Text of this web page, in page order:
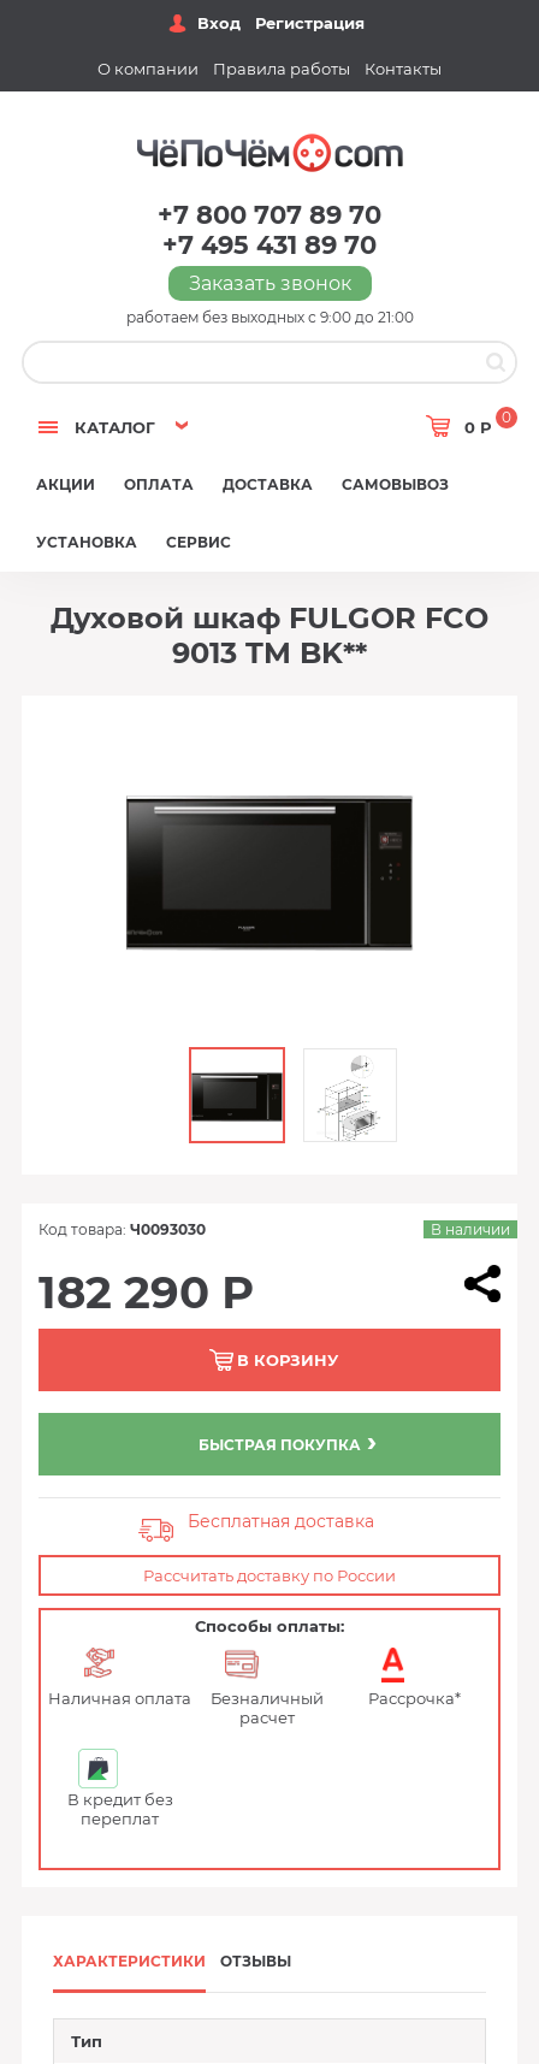
Вход Регистрация
О компании Правила работы Контакты
+7 800 707 89 70
+7 495 431 89 70
Заказать звонок
работаем без выходных с 9:00 до 21:00
КАТАЛОГ 0 Р
0
АКЦИИ ОПЛАТА ДОСТАВКА САМОВЫВОЗ
УСТАНОВКА СЕРВИС
Духовой шкаф FULGOR FCO
9013 TM BK**
Код товара: Ч0093030 В наличии
182 290 Р
В КОРЗИНУ
БЫСТРАЯ ПОКУПКА
Бесплатная доставка
Рассчитать доставку по России
Способы оплаты:
Наличная оплата
Безналичный
расчет
Рассрочка*
В кредит без
переплат
ХАРАКТЕРИСТИКИ ОТЗЫВЫ
Тип